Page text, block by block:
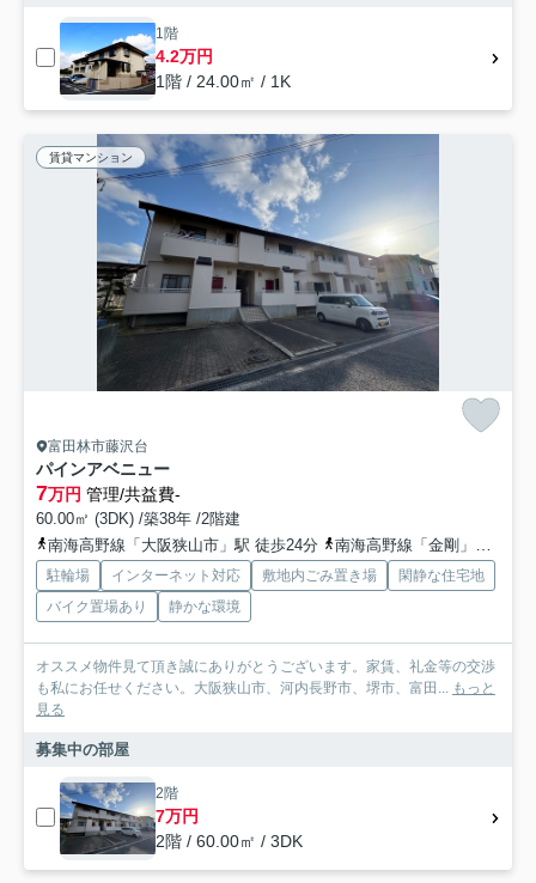
1階
4.2万円
1階 / 24.00㎡ / 1K
賃貸マンション
富田林市藤沢台
パインアベニュー
7万円 管理/共益費-
60.00㎡ (3DK) /築38年 /2階建
南海高野線「大阪狭山市」駅 徒歩24分
南海高野線「金剛」駅 徒歩32分
駐輪場 インターネット対応 敷地内ごみ置き場
閑静な住宅地
バイク置場あり
静かな環境
オススメ物件見て頂き誠にありがとうございます。家賃、礼金等の交渉
も私にお任せください。大阪狭山市、河内長野市、堺市、富田...
もっと
見る
募集中の部屋
2階
7万円
2階 / 60.00㎡ / 3DK